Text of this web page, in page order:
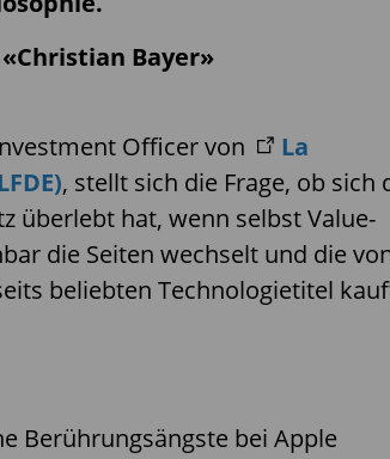
«Christian Bayer»
Officer von
La
, stellt sich die Frage, ob sich
überlebt hat, wenn selbst Value-
die Seiten wechselt und die
beliebten Technologietitel
Berührungsängste bei Apple